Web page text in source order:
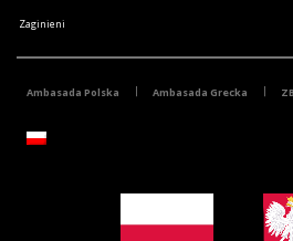
Zaginieni
Ambasada Polska Ambasada Grecka